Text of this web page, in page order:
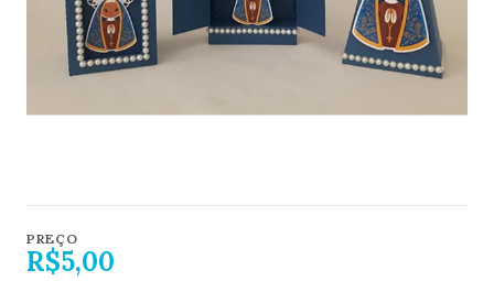
PREÇO
R$5,00